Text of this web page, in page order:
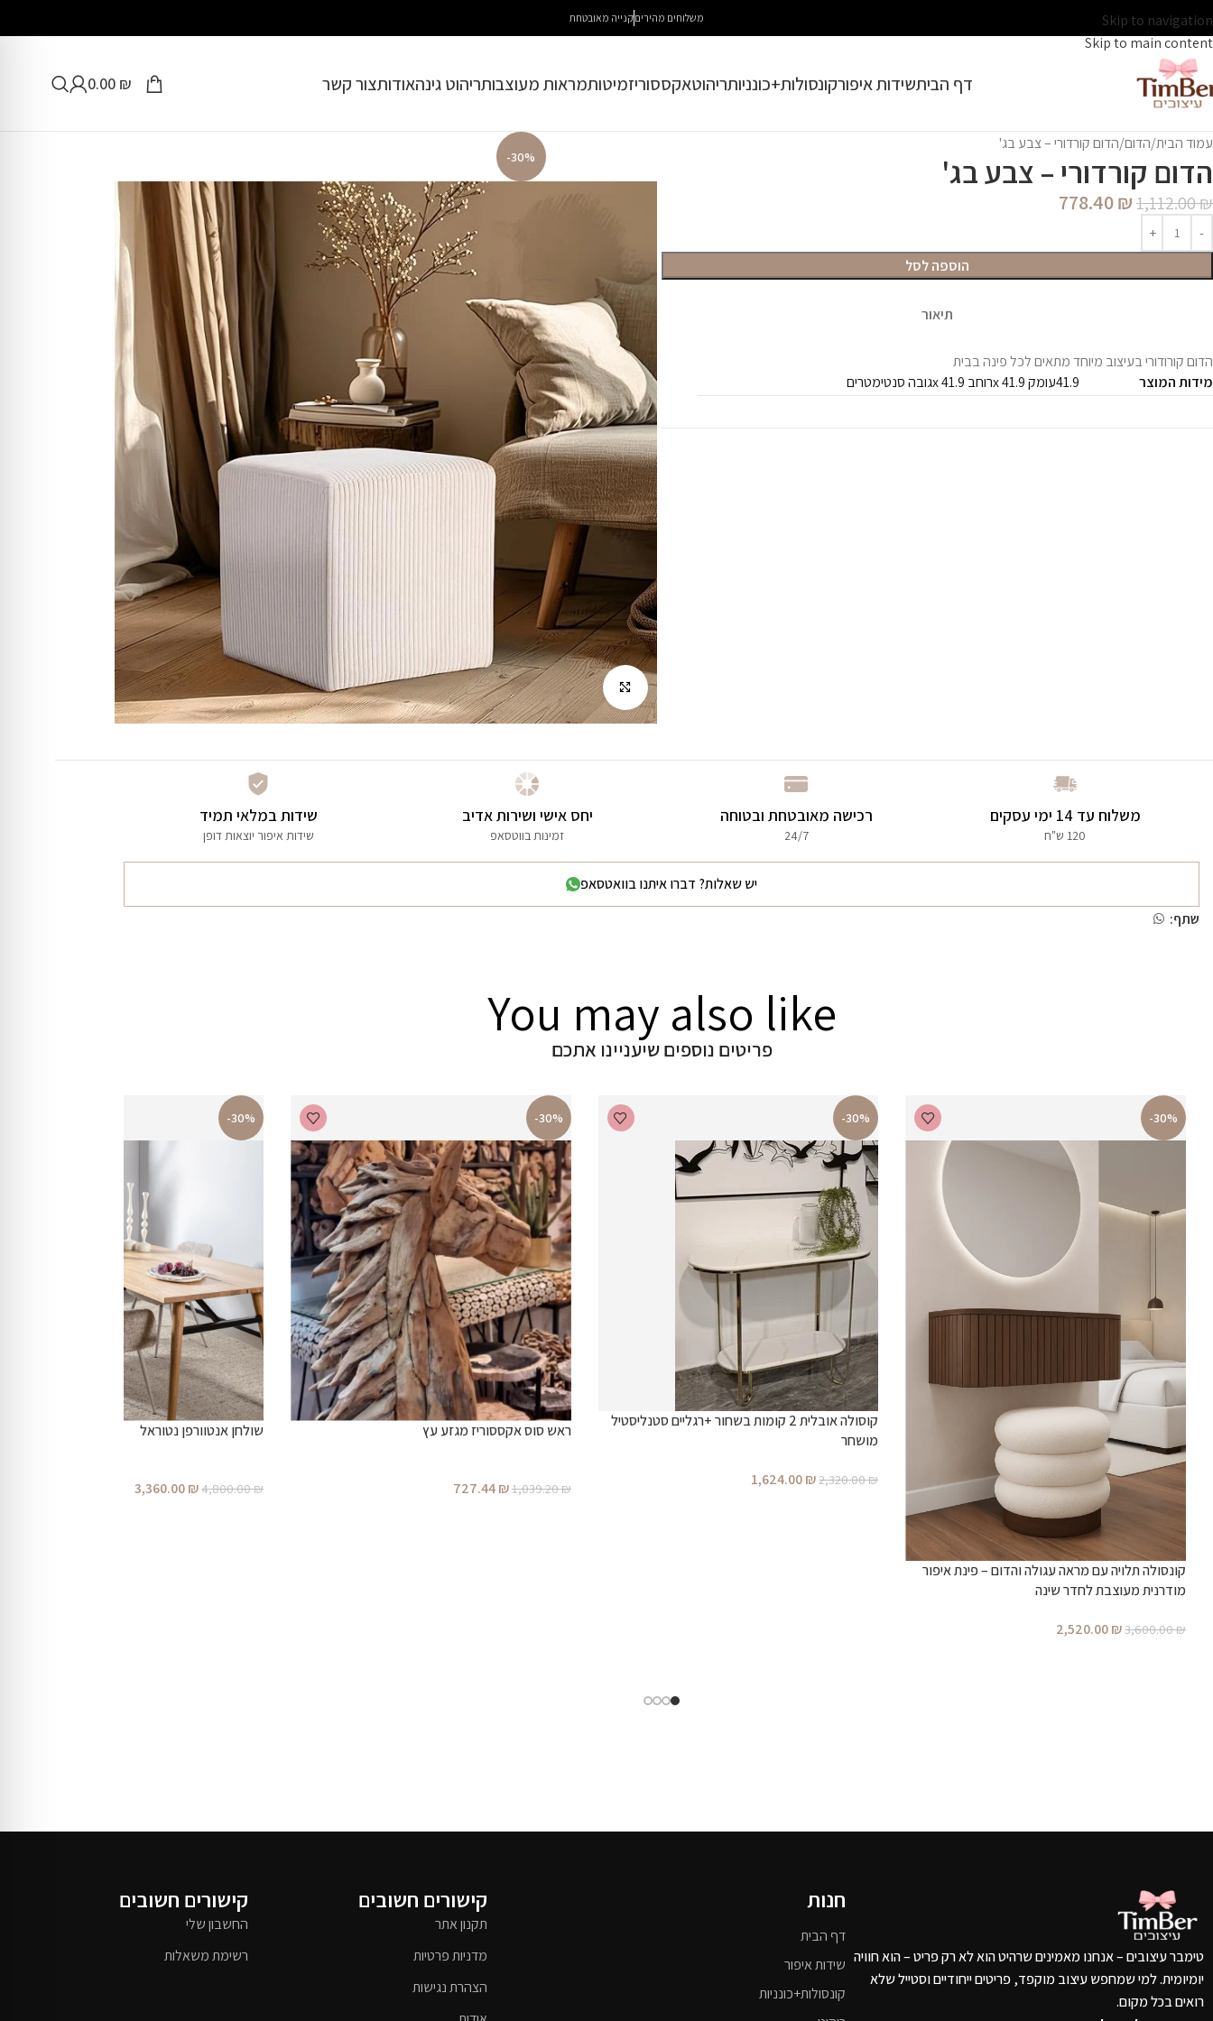
Skip to navigation
Skip to main content
משלוחים מהיריםקנייה מאובטחת
דף הביתשידות איפורקונסולות+כונניותריהוטאקססוריזמיטותמראות מעוצבותריהוט גינהאודותצור קשר 0.00 ₪
עמוד הבית הדום הדום קורדורי – צבע בג'
הדום קורדורי – צבע בג'
1,112.00₪
778.40₪
הוספה לסל
תיאור
הדום קורודורי בעיצוב מיוחד מתאים לכל פינה בבית
מידות המוצר
41.9עומק x 41.9רוחב x 41.9גובה סנטימטרים
-30%
לחץ להגדלה
משלוח עד 14 ימי עסקים
120 ש"ח
רכישה מאובטחת ובטוחה
24/7
יחס אישי ושירות אדיב
זמינות בווטסאפ
שידות במלאי תמיד
שידות איפור יוצאות דופן
יש שאלות? דברו איתנו בוואטסאפ
שתף:
You may also like
פריטים נוספים שיעניינו אתכם
-30%
קונסולה תלויה עם מראה עגולה והדום – פינת איפור
מודרנית מעוצבת לחדר שינה
3,600.00₪
2,520.00₪
-30%
קוסולה אובלית 2 קומות בשחור +רגליים סטנליסטיל
מושחר
2,320.00₪
1,624.00₪
-30%
ראש סוס אקססוריז מגזע עץ
1,039.20₪
727.44₪
-30%
שולחן אנטוורפן נטוראל
4,800.00₪
3,360.00₪
טימבר עיצובים – אנחנו מאמינים שרהיט הוא לא רק פריט – הוא חוויה
יומיומית. למי שמחפש עיצוב מוקפד, פריטים ייחודיים וסטייל שלא
רואים בכל מקום.
חנות
דף הבית
שידות איפור
קונסולות+כונניות
קישורים חשובים
תקנון אתר
מדניות פרטיות
הצהרת נגישות
קישורים חשובים
החשבון שלי
רשימת משאלות